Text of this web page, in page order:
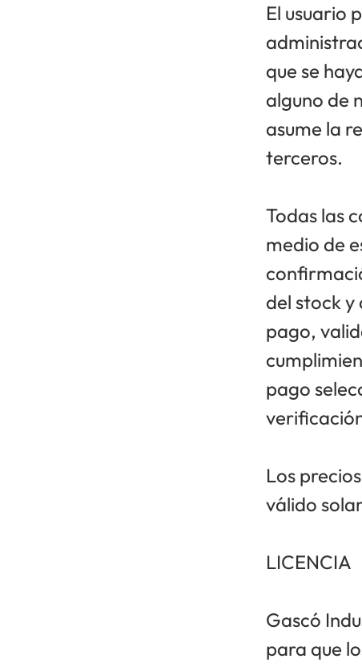
El usuario
que se
alguno de
asume la
terceros.
Todas las
medio de
del stock
pago,
pago
Los
válido
LICENCIA
Gascó
para que